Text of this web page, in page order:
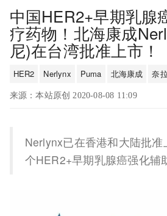
中国HER2+早期乳腺
疗药物！北海康成
尼)在台湾批准上市！
HER2 Nerlynx Puma 北海康成 奈
来源：本站原创 2020-08-08 11:09
Nerlynx已在香港和大陆批
个HER2+早期乳腺癌强化辅